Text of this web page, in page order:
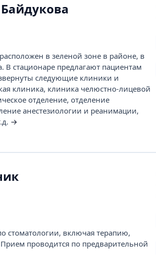
в зеленой зоне в районе, в
В стационаре предлагают пациентам
следующие клиники и
клиника, клиника челюстно-лицевой
отделение, отделение
анестезиологии и реанимации,
→
стоматологии, включая терапию,
проводится по предварительной